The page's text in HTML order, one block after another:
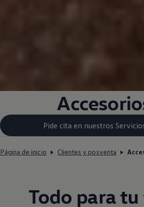
Pide cita en nuestros
Página de inicio Clientes y posventa
Todo para